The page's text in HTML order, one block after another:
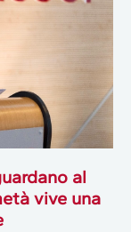
al
vive una